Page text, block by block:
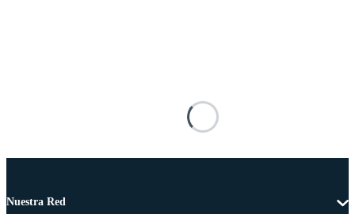
Nuestra Red